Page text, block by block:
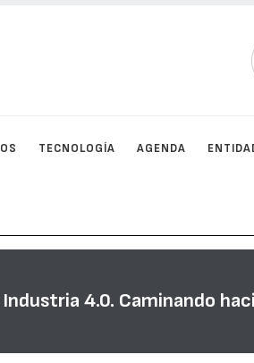
TECNOLOGÍA AGENDA
4.0. Caminando